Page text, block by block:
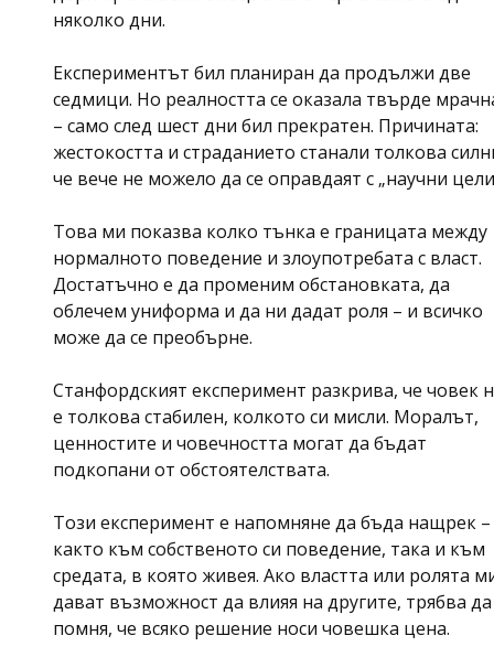
няколко дни.
Експериментът бил планиран да продължи две
седмици. Но реалността се оказала твърде
– само след шест дни бил прекратен. Причината:
жестокостта и страданието станали толкова
че вече не можело да се оправдаят с „научни
Това ми показва колко тънка е границата между
нормалното поведение и злоупотребата с власт.
Достатъчно е да променим обстановката, да
облечем униформа и да ни дадат роля – и всичко
може да се преобърне.
Станфордският експеримент разкрива, че човек
е толкова стабилен, колкото си мисли. Моралът,
ценностите и човечността могат да бъдат
подкопани от обстоятелствата.
Този експеримент е напомняне да бъда нащрек –
както към собственото си поведение, така и към
средата, в която живея. Ако властта или ролята
дават възможност да влияя на другите, трябва да
помня, че всяко решение носи човешка цена.